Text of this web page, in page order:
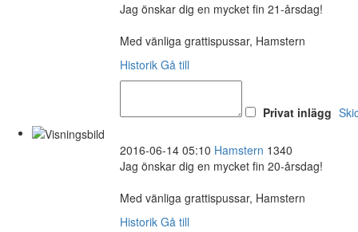
Jag önskar dig en mycket fin 21-årsdag!
Med vänliga grattispussar, Hamstern
Historik Gå till
Privat inlägg
2016-06-14 05:10 Hamstern 1340
Jag önskar dig en mycket fin 20-årsdag!
Med vänliga grattispussar, Hamstern
Historik Gå till